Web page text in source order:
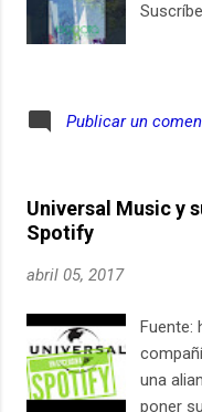
Publicar un
Universal Music y
Spotify
abril 05, 2017
Fuente:
una
poner